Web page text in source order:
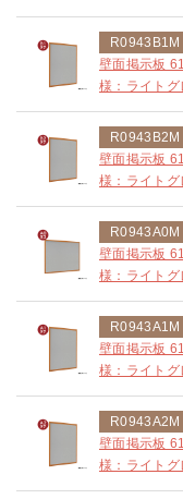
R0943B1M
壁面掲示板
様：ライトグ
R0943B2M
壁面掲示板
様：ライトグ
R0943A0M
壁面掲示板
様：ライトグ
R0943A1M
壁面掲示板
様：ライトグ
R0943A2M
壁面掲示板
様：ライトグ